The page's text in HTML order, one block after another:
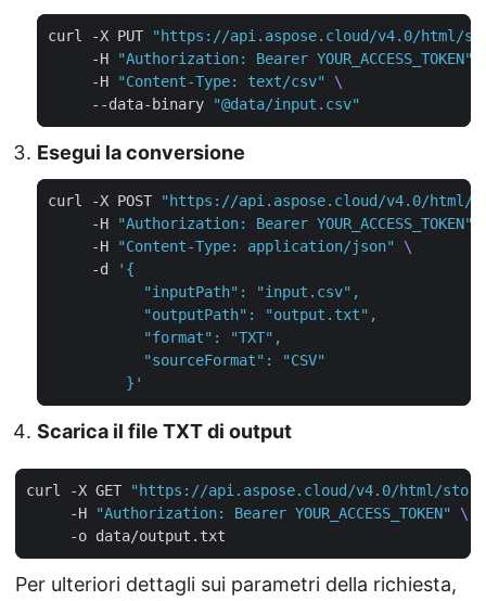
curl -X PUT
"https://api.aspose.cloud/v4.0/html/
     -H
"Authorization: Bearer YOUR_ACCESS_TOKEN"
     -H
"Content-Type: text/csv"
     --data-binary
"@data/input.csv"
Esegui la conversione
curl -X POST
"https://api.aspose.cloud/v4.0/html/
     -H
"Authorization: Bearer YOUR_ACCESS_TOKEN"
     -H
"Content-Type: application/json"
     -d
         }'
Scarica il file TXT di output
curl -X GET
"https://api.aspose.cloud/v4.0/html/
     -H
"Authorization: Bearer YOUR_ACCESS_TOKEN"
Per ulteriori dettagli sui parametri della richiesta,